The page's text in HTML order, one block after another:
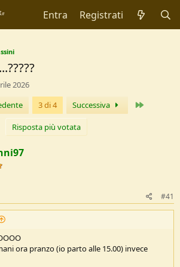
Entra Registrati
2026
3 di 4 Successiva
Risposta più votata
#41
ora pranzo (io parto alle 15.00) invece